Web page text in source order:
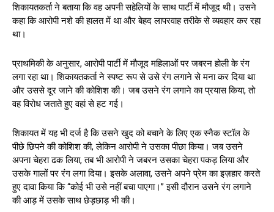
शिकायतकर्ता ने बताया कि वह अपनी सहेलियों के साथ पार्टी में मौजूद थी। उसने
कहा कि आरोपी नशे की हालत में था और बेहद लापरवाह तरीके से व्यवहार कर रहा
था।
प्राथमिकी के अनुसार, आरोपी पार्टी में मौजूद महिलाओं पर जबरन होली के रंग
लगा रहा था। शिकायतकर्ता ने स्पष्ट रूप से उसे रंग लगाने से मना कर दिया था
और उससे दूर जाने की कोशिश की। जब उसने रंग लगाने का प्रयास किया, तो
वह विरोध जताते हुए वहां से हट गई।
शिकायत में यह भी दर्ज है कि उसने खुद को बचाने के लिए एक स्नैक स्टॉल के
पीछे छिपने की कोशिश की, लेकिन आरोपी ने उसका पीछा किया। जब उसने
अपना चेहरा ढक लिया, तब भी आरोपी ने जबरन उसका चेहरा पकड़ लिया और
उसके गालों पर रंग लगा दिया। इसके अलावा, उसने अपने प्रेम का इज़हार करते
हुए दावा किया कि “कोई भी उसे नहीं बचा पाएगा।” इसी दौरान उसने रंग लगाने
की आड़ में उसके साथ छेड़छाड़ भी की।